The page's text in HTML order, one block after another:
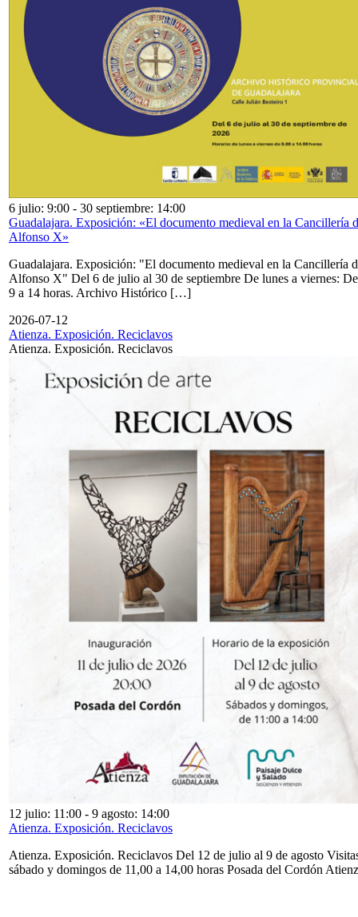
6 julio: 9:00 - 30 septiembre: 14:00
Guadalajara. Exposición: «El documento medieval en la Cancillería
Alfonso X»
Guadalajara. Exposición: "El documento medieval en la Cancillería
Alfonso X" Del 6 de julio al 30 de septiembre De lunes a viernes: De
9 a 14 horas. Archivo Histórico […]
2026-07-12
Atienza. Exposición. Reciclavos
Atienza. Exposición. Reciclavos
12 julio: 11:00 - 9 agosto: 14:00
Atienza. Exposición. Reciclavos
Atienza. Exposición. Reciclavos Del 12 de julio al 9 de agosto
sábado y domingos de 11,00 a 14,00 horas Posada del Cordón